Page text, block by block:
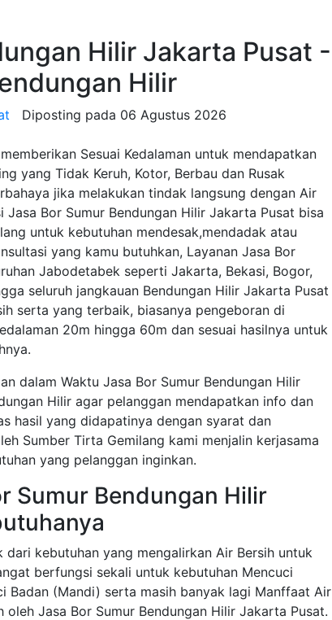
Hilir Jakarta Pusat -
Hilir
Diposting pada 06 Agustus 2026
Sesuai Kedalaman untuk mendapatkan
yang Tidak Keruh, Kotor, Berbau dan Rusak
jika melakukan tindak langsung dengan Air
Bor Sumur Bendungan Hilir Jakarta Pusat bisa
untuk kebutuhan mendesak,mendadak atau
yang kamu butuhkan, Layanan Jasa Bor
Jabodetabek seperti Jakarta, Bekasi, Bogor,
seluruh jangkauan Bendungan Hilir Jakarta Pusat
serta yang terbaik, biasanya pengeboran di
20m hingga 60m dan sesuai hasilnya untuk
dalam Waktu Jasa Bor Sumur Bendungan Hilir
Hilir agar pelanggan mendapatkan info dan
hasil yang didapatinya dengan syarat dan
Sumber Tirta Gemilang kami menjalin kerjasama
yang pelanggan inginkan.
Sumur Bendungan Hilir
dari kebutuhan yang mengalirkan Air Bersih untuk
berfungsi sekali untuk kebutuhan Mencuci
Badan (Mandi) serta masih banyak lagi Manffaat Air
Jasa Bor Sumur Bendungan Hilir Jakarta Pusat.